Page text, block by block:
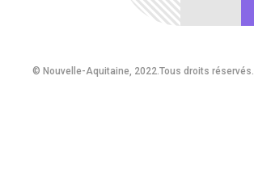
© Nouvelle-Aquitaine, 2022.Tous droits réservés.